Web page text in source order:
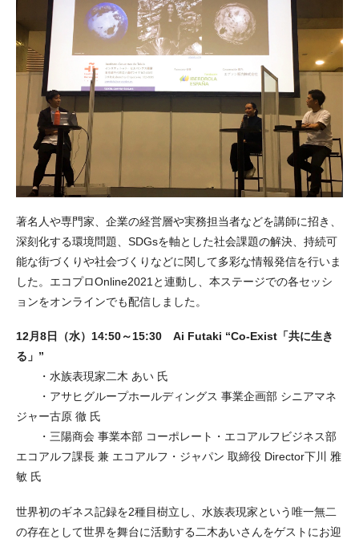
著名人や専門家、企業の経営層や実務担当者などを講師に招き、
深刻化する環境問題、SDGsを軸とした社会課題の解決、持続可
能な街づくりや社会づくりなどに関して多彩な情報発信を行いま
した。エコプロOnline2021と連動し、本ステージでの各セッシ
ョンをオンラインでも配信しました。
12月8日（水）14:50～15:30 Ai Futaki “Co-Exist「共に生き
る」”
・水族表現家二木 あい 氏
・アサヒグループホールディングス 事業企画部 シニアマネ
ジャー古原 徹 氏
・三陽商会 事業本部 コーポレート・エコアルフビジネス部
エコアルフ課長 兼 エコアルフ・ジャパン 取締役 Director下川 雅
敏 氏
世界初のギネス記録を2種目樹立し、水族表現家という唯一無二
の存在として世界を舞台に活動する二木あいさんをゲストにお迎